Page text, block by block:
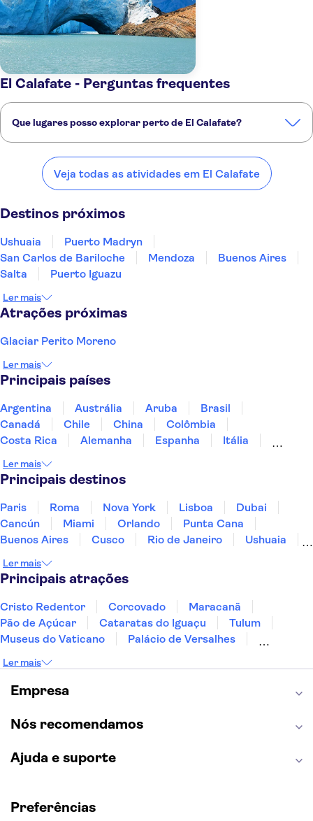
El Calafate - Perguntas frequentes
Que lugares posso explorar perto de El Calafate?
Calafate:
Puerto Madryn
Veja todas as atividades em El Calafate
Destinos próximos
Ushuaia
Puerto Madryn
San Carlos de Bariloche
Mendoza
Buenos Aires
Salta
Puerto Iguazu
Ler mais
Atrações próximas
Glaciar Perito Moreno
Ler mais
Principais países
Argentina Austrália Aruba
Brasil
Canadá
Chile China
Colômbia
Costa Rica
Alemanha Espanha
Itália
Panamá
Peru
Ler mais
Principais destinos
Paris Roma Nova York Lisboa
Dubai
Cancún
Miami Orlando
Punta Cana
Buenos Aires
Cusco Rio de Janeiro
Ushuaia
Fernando de Noronha
Ler mais
Principais atrações
Cristo Redentor Corcovado
Maracanã
Pão de Açúcar
Cataratas do Iguaçu
Tulum
Museus do Vaticano
Palácio de Versalhes
Museu do Louvre
Sagrada Família
Estátua da Liberdade
Torre de Belém
Discovery Cove
Ler mais
Empresa
Nós recomendamos
Ajuda e suporte
Preferências